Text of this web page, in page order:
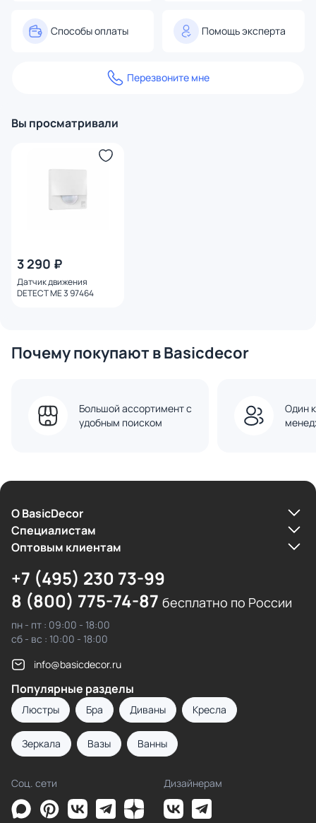
Способы оплаты Помощь эксперта
Перезвоните мне
Вы просматривали
3 290 ₽
Датчик движения
DETECT ME 3 97464
Почему покупают в Basicdecor
Большой ассортимент с
удобным поиском
Один
О BasicDecor
Cпециалистам
Оптовым клиентам
+7 (495) 230 73-99
8 (800) 775-74-87 бесплатно по России
пн - пт : 09:00 - 18:00
сб - вс : 10:00 - 18:00
info@basicdecor.ru
Популярные разделы
Люстры Бра Диваны Кресла
Зеркала Вазы Ванны
Соц. сети Дизайнерам